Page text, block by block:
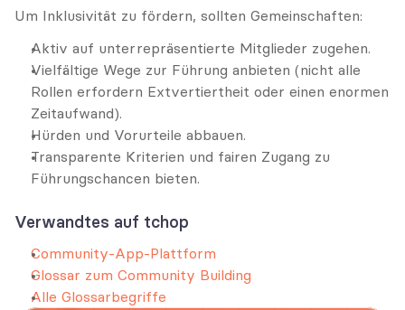
Um Inklusivität zu fördern, sollten Gemeinschaften:
Aktiv auf unterrepräsentierte Mitglieder zugehen.
Vielfältige Wege zur Führung anbieten (nicht alle
Rollen erfordern Extvertiertheit oder einen enormen
Zeitaufwand).
Hürden und Vorurteile abbauen.
Transparente Kriterien und fairen Zugang zu
Führungschancen bieten.
Verwandtes auf tchop
Community-App-Plattform
Glossar zum Community Building
Alle Glossarbegriffe